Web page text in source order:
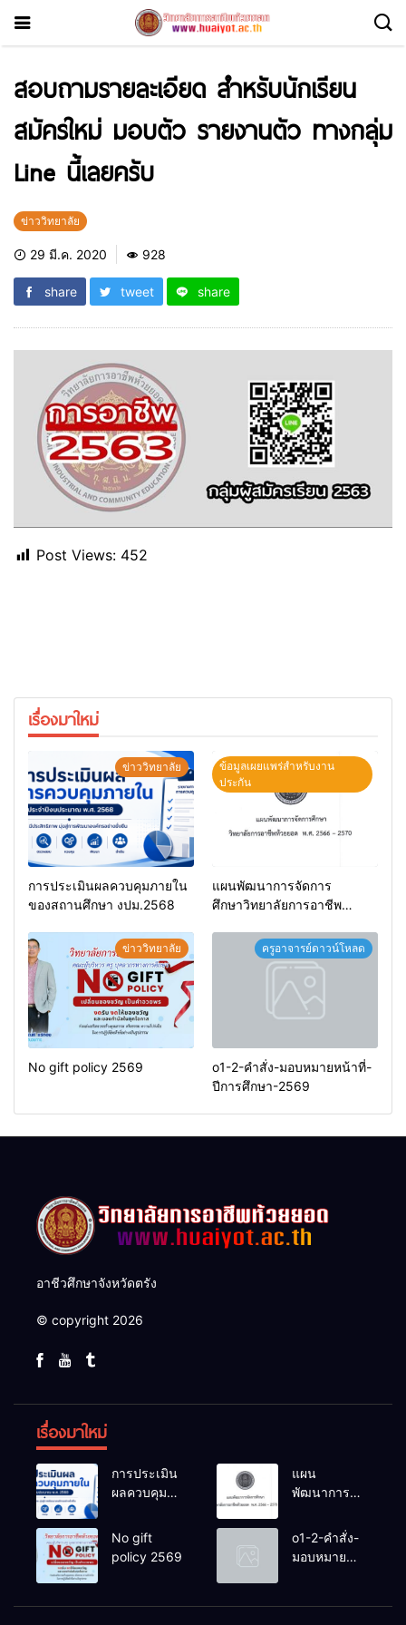
สอบถามรายละเอียด สำหรับนักเรียน
สมัครใหม่ มอบตัว รายงานตัว ทางกลุ่ม
Line นี้เลยครับ
ข่าววิทยาลัย
29 มี.ค. 2020 928
share tweet share
Post Views: 452
เรื่องมาใหม่
ข่าววิทยาลัย
การประเมินผลควบคุมภายใน
ของสถานศึกษา งปม.2568
ข้อมูลเผยแพร่สำหรับงาน
ประกัน
แผนพัฒนาการจัดการ
ศึกษาวิทยาลัยการอาชีพ
ข่าววิทยาลัย
No gift policy 2569
ครูอาจารย์ดาวน์โหลด
o1-2-คำสั่ง-มอบหมายหน้าที่-
ปีการศึกษา-2569
อาชีวศึกษาจังหวัดตรัง
© copyright 2026
เรื่องมาใหม่
การประเมิน
ผลควบคุม
สถานศึกษา
งปม.2568
แผน
พัฒนาการ
ศึกษาวิทยาลัย
No gift
policy 2569
o1-2-คำสั่ง-
มอบหมาย